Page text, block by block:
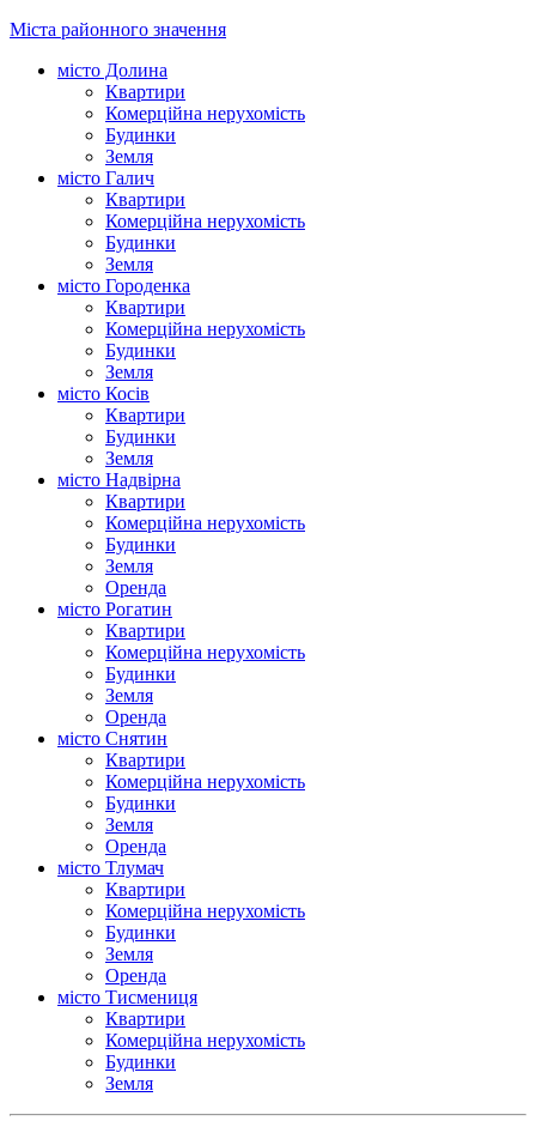
Міста районного значення
місто Долина
Квартири
Комерційна нерухомість
Будинки
Земля
місто Галич
Квартири
Комерційна нерухомість
Будинки
Земля
місто Городенка
Квартири
Комерційна нерухомість
Будинки
Земля
місто Косів
Квартири
Будинки
Земля
місто Надвірна
Квартири
Комерційна нерухомість
Будинки
Земля
Оренда
місто Рогатин
Квартири
Комерційна нерухомість
Будинки
Земля
Оренда
місто Снятин
Квартири
Комерційна нерухомість
Будинки
Земля
Оренда
місто Тлумач
Квартири
Комерційна нерухомість
Будинки
Земля
Оренда
місто Тисмениця
Квартири
Комерційна нерухомість
Будинки
Земля